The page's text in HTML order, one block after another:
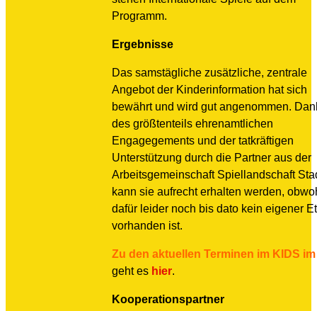
Programm.
Ergebnisse
Das samstägliche zusätzliche, zentrale
Angebot der Kinderinformation hat sich
bewährt und wird gut angenommen.
des größtenteils ehrenamtlichen
Engagegements und der tatkräftigen
Unterstützung durch die Partner aus der
Arbeitsgemeinschaft Spiellandschaft
kann sie aufrecht erhalten werden,
dafür leider noch bis dato kein eigener
vorhanden ist.
Zu den aktuellen Terminen im KIDS
geht es hier.
Kooperationspartner